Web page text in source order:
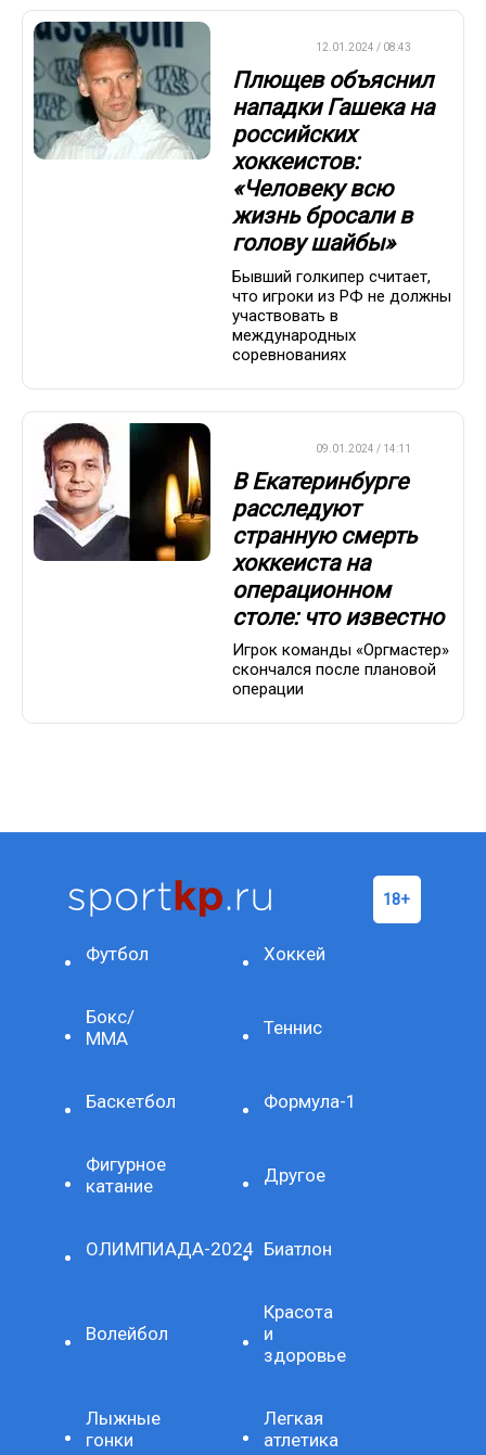
12.01.2024 / 08:43
Плющев объяснил
нападки Гашека на
российских
хоккеистов:
«Человеку всю
жизнь бросали в
голову шайбы»
Бывший голкипер считает,
что игроки из РФ не должны
участвовать в
международных
соревнованиях
09.01.2024 / 14:11
В Екатеринбурге
расследуют
странную смерть
хоккеиста на
операционном
столе: что известно
Игрок команды «Оргмастер»
скончался после плановой
операции
Футбол Хоккей
Бокс/
ММА
Теннис
Баскетбол Формула-1
Фигурное
катание
Другое
ОЛИМПИАДА-2024 Биатлон
Волейбол
Красота
и
здоровье
Лыжные
гонки
Легкая
атлетика